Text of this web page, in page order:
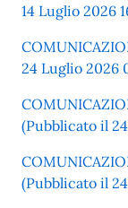
14 Luglio 2026
24 Luglio 2026
(Pubblicato il
(Pubblicato il